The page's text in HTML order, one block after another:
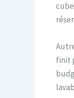
finit